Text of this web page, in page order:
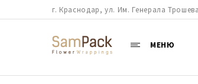
г. Краснодар, ул. Им. Генерала
МЕНЮ